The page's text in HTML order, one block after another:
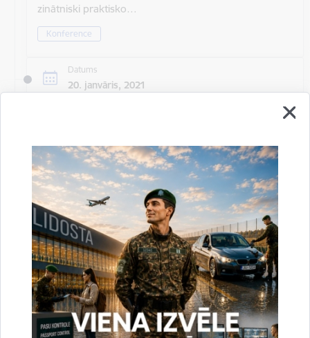
zinātniski praktisko…
Konference
Datums
20. janvāris, 2021
Atrašanās vieta